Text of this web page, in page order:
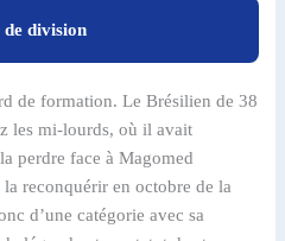
division
de formation. Le Brésilien de 38
les mi-lourds, où il avait
perdre face à Magomed
reconquérir en octobre de la
d’une catégorie avec sa